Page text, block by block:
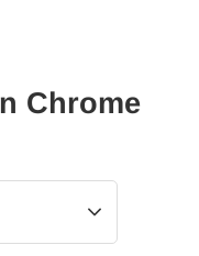
Chrome